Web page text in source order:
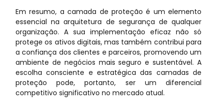
Em resumo, a camada de proteção é um elemento
essencial na arquitetura de segurança de qualquer
organização. A sua implementação eficaz não só
protege os ativos digitais, mas também contribui para
a confiança dos clientes e parceiros, promovendo um
ambiente de negócios mais seguro e sustentável. A
escolha consciente e estratégica das camadas de
proteção pode, portanto, ser um diferencial
competitivo significativo no mercado atual.